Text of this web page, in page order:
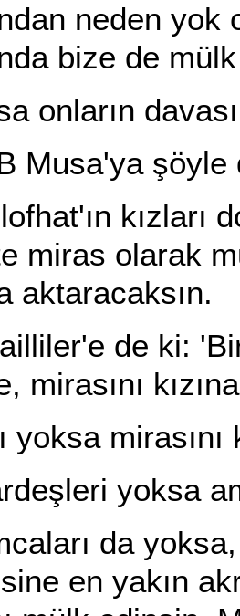
neden yok
bize de
onların
Musa'ya şöyle
kızları
miras olarak
aktaracaksın.
de ki:
mirasını
yoksa
yoksa
da
en yakın